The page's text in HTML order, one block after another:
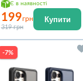
Є в наявності
199грн
319 грн
Купити
-7%